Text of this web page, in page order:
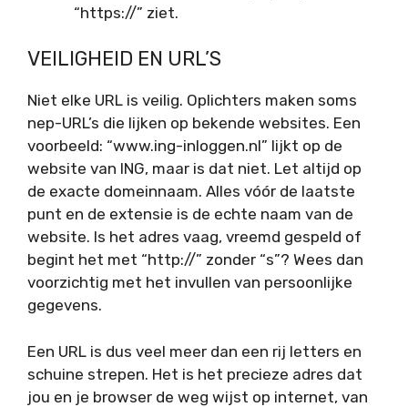
“https://” ziet.
VEILIGHEID EN URL’S
Niet elke URL is veilig. Oplichters maken soms
nep-URL’s die lijken op bekende websites. Een
voorbeeld: “www.ing-inloggen.nl” lijkt op de
website van ING, maar is dat niet. Let altijd op
de exacte domeinnaam. Alles vóór de laatste
punt en de extensie is de echte naam van de
website. Is het adres vaag, vreemd gespeld of
begint het met “http://” zonder “s”? Wees dan
voorzichtig met het invullen van persoonlijke
gegevens.
Een URL is dus veel meer dan een rij letters en
schuine strepen. Het is het precieze adres dat
jou en je browser de weg wijst op internet, van